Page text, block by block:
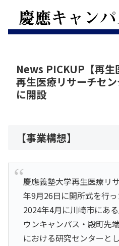
News PICKUP【再生
再生医療リサーチセ
に開設
【事業構想】
慶應義塾大学再生医療リ
年9月26日に開所式を行っ
2024年4月に川崎市にあ
ウンキャンパス・殿町先
における研究センターと